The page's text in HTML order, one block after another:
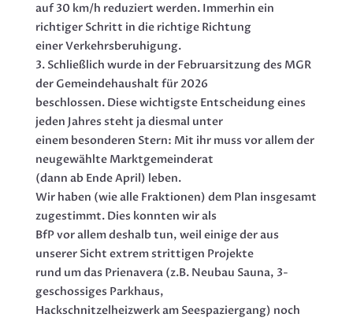
auf 30 km/h reduziert werden. Immerhin ein
richtiger Schritt in die richtige Richtung
einer Verkehrsberuhigung.
3. Schließlich wurde in der Februarsitzung des MGR
der Gemeindehaushalt für 2026
beschlossen. Diese wichtigste Entscheidung eines
jeden Jahres steht ja diesmal unter
einem besonderen Stern: Mit ihr muss vor allem der
neugewählte Marktgemeinderat
(dann ab Ende April) leben.
Wir haben (wie alle Fraktionen) dem Plan insgesamt
zugestimmt. Dies konnten wir als
BfP vor allem deshalb tun, weil einige der aus
unserer Sicht extrem strittigen Projekte
rund um das Prienavera (z.B. Neubau Sauna, 3-
geschossiges Parkhaus,
Hackschnitzelheizwerk am Seespaziergang) noch